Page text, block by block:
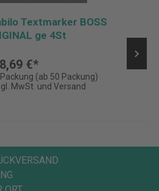
Textmarker BOSS
ge 4St
8,69 €*
(ab 50 Packung)
MwSt. und Versand